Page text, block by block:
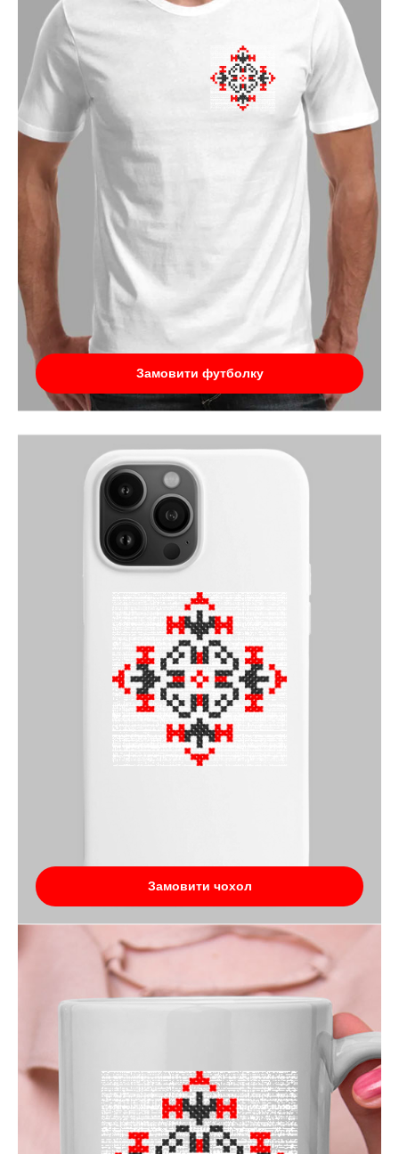
Замовити футболку
Замовити чохол